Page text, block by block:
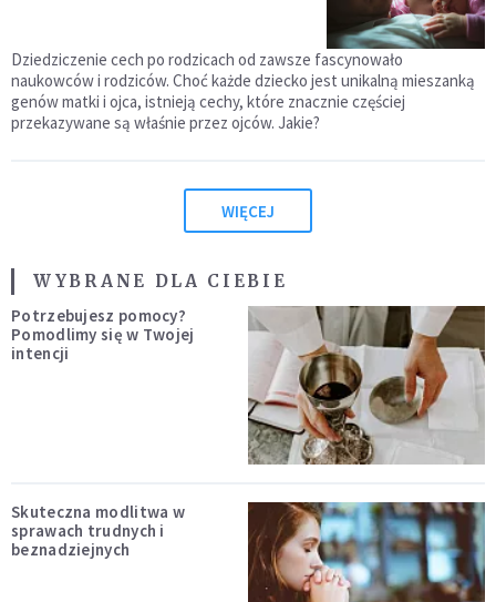
Dziedziczenie cech po rodzicach od zawsze fascynowało
naukowców i rodziców. Choć każde dziecko jest unikalną mieszanką
genów matki i ojca, istnieją cechy, które znacznie częściej
przekazywane są właśnie przez ojców. Jakie?
WIĘCEJ
WYBRANE DLA CIEBIE
Potrzebujesz pomocy?
Pomodlimy się w Twojej
intencji
Skuteczna modlitwa w
sprawach trudnych i
beznadziejnych